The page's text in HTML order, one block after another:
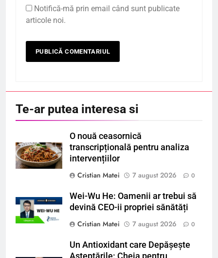
Notifică-mă prin email când sunt publicate
articole noi.
Te-ar putea interesa si
O nouă ceasornică
transcripțională pentru analiza
intervențiilor
Cristian Matei
7 august 2026 0
Wei-Wu He: Oamenii ar trebui să
devină CEO-ii propriei sănătăți
Cristian Matei
7 august 2026 0
Un Antioxidant care Depășește
Așteptările: Cheia pentru